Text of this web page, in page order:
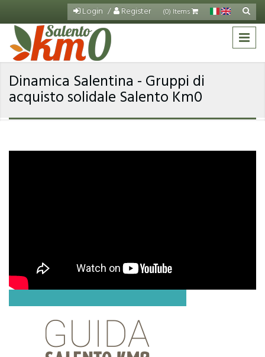
Salta al contenuto principale
Login Register (0) Items
di
Cerca
Dinamica Salentina - Gruppi di
acquisto solidale Salento Km0